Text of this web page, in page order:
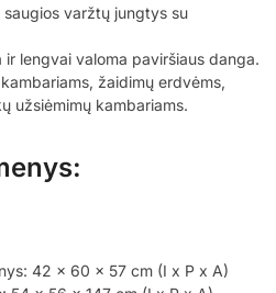
varžtų jungtys su
lengvai valoma paviršiaus danga.
žaidimų erdvėms,
užsiėmimų kambariams.
42 x 60 x 57 cm (I x P x A)